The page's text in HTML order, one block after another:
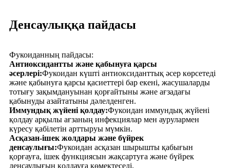
Денсаулыққа пайдасы
Фукоиданның пайдасы:
Антиоксидантты және қабынуға қарсы
әсерлері:Фукоидан күшті антиоксиданттық әсер көрсетеді
және қабынуға қарсы қасиеттері бар екені, жасушаларды
тотығу зақымдануынан қорғайтыны және ағзадағы
қабынуды азайтатыны дәлелденген.
Иммундық жүйені қолдау:Фукоидан иммундық жүйені
қолдау арқылы ағзаның инфекциялар мен аурулармен
күресу қабілетін арттыруы мүмкін.
Асқазан-ішек жолдары және бүйрек
денсаулығы:Фукоидан асқазан шырышты қабығын
қорғауға, ішек функциясын жақсартуға және бүйрек
денсаулығын қолдауға көмектеседі.